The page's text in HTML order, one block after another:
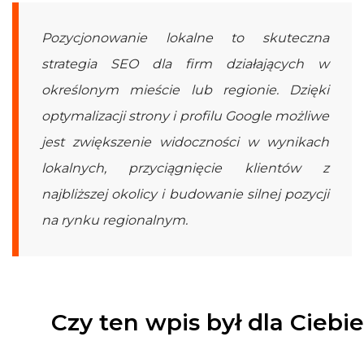
Pozycjonowanie lokalne to skuteczna
strategia SEO dla firm działających w
określonym mieście lub regionie. Dzięki
optymalizacji strony i profilu Google możliwe
jest zwiększenie widoczności w wynikach
lokalnych, przyciągnięcie klientów z
najbliższej okolicy i budowanie silnej pozycji
na rynku regionalnym.
Czy ten wpis był dla Ciebie